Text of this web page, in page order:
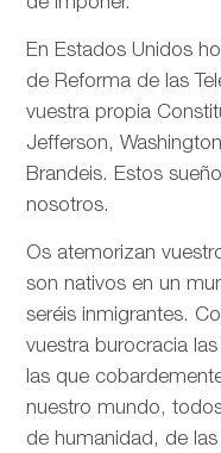
En Estados Unidos
de Reforma de las
vuestra propia
Jefferson,
Brandeis. Estos
nosotros.
Os atemorizan
son nativos en un
seréis inmigrantes.
vuestra burocracia
las que
nuestro mundo,
de humanidad, de